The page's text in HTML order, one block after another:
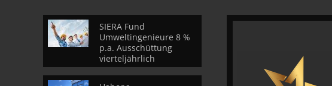
SIERA Fund
Umweltingenieure 8 %
p.a. Ausschüttung
vierteljährlich